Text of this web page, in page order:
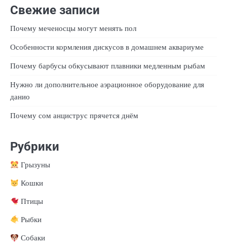
Свежие записи
Почему меченосцы могут менять пол
Особенности кормления дискусов в домашнем аквариуме
Почему барбусы обкусывают плавники медленным рыбам
Нужно ли дополнительное аэрационное оборудование для
данио
Почему сом анциструс прячется днём
Рубрики
Грызуны
Кошки
Птицы
Рыбки
Собаки